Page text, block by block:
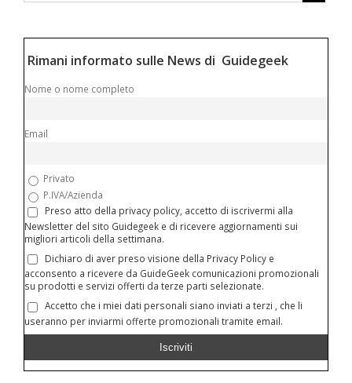
Rimani informato sulle News di Guidegeek
Nome o nome completo
Email
Privato
P.IVA/Azienda
Preso atto della privacy policy, accetto di iscrivermi alla
Newsletter del sito Guidegeek e di ricevere aggiornamenti sui
migliori articoli della settimana.
Dichiaro di aver preso visione della Privacy Policy e
acconsento a ricevere da GuideGeek comunicazioni promozionali
su prodotti e servizi offerti da terze parti selezionate.
Accetto che i miei dati personali siano inviati a terzi , che li
useranno per inviarmi offerte promozionali tramite email.